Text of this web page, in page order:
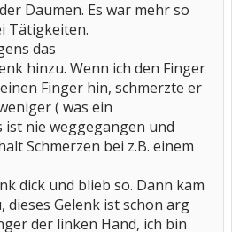
Daumen. Es war mehr so
Tätigkeiten.
das
hinzu. Wenn ich den Finger
Finger hin, schmerzte er
( was ein
ist nie weggegangen und
Schmerzen bei z.B. einem
dick und blieb so. Dann kam
Gelenk ist schon arg
der linken Hand, ich bin